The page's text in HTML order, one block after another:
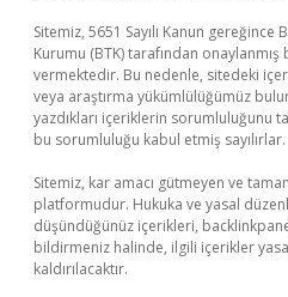
Sitemiz, 5651 Sayılı Kanun
Kurumu (BTK) tarafından onaylanmış
vermektedir. Bu nedenle, sitedeki
veya araştırma yükümlülüğümüz
yazdıkları içeriklerin sorumluluğunu
bu sorumluluğu kabul etmiş sayılırlar.
Sitemiz, kar amacı gütmeyen ve
platformudur. Hukuka ve yasal
düşündüğünüz içerikleri,
bildirmeniz halinde, ilgili içerikler
kaldırılacaktır.